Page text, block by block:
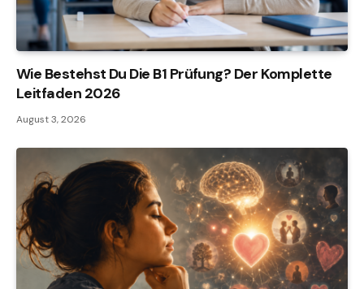
Wie Bestehst Du Die B1 Prüfung? Der Komplette
Leitfaden 2026
August 3, 2026